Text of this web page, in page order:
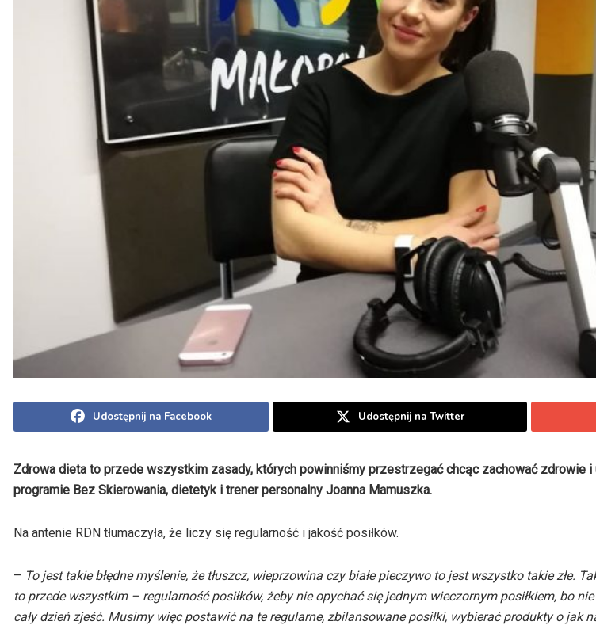
Udostępnij na Facebook Udostępnij na Twitter
Zdrowa dieta to przede wszystkim zasady, których powinniśmy przestrzegać chcąc zachować zdrowie i
programie Bez Skierowania, dietetyk i trener personalny Joanna Mamuszka.
Na antenie RDN tłumaczyła, że liczy się regularność i jakość posiłków.
– To jest takie błędne myślenie, że tłuszcz, wieprzowina czy białe pieczywo to jest wszystko takie złe.
to przede wszystkim – regularność posiłków, żeby nie opychać się jednym wieczornym posiłkiem, bo
cały dzień zjeść. Musimy więc postawić na te regularne, zbilansowane posiłki, wybierać produkty o jak